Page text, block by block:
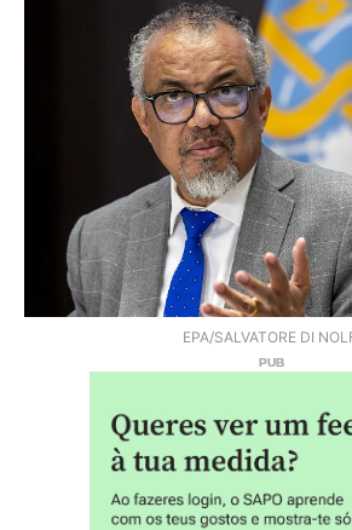
EPA/SALVATORE DI